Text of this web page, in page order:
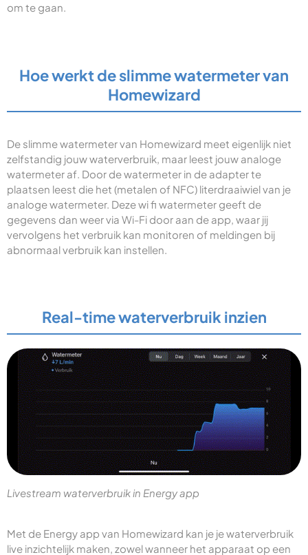
om te gaan.
Hoe werkt de slimme watermeter van
Homewizard
De slimme watermeter van Homewizard meet eigenlijk niet
zelfstandig jouw waterverbruik, maar leest jouw analoge
watermeter af. Door de watermeter in de adapter te
plaatsen leest die het (metalen of NFC) literdraaiwiel van je
analoge watermeter. Deze wi fi watermeter geeft de
gegevens dan weer via Wi-Fi door aan de app, waar jij
vervolgens het verbruik kan monitoren of meldingen bij
abnormaal verbruik kan instellen.
Real-time waterverbruik inzien
Livestream waterverbruik in Energy app
Met de Energy app van Homewizard kan je je waterverbruik
live inzichtelijk maken, zowel wanneer het apparaat op een